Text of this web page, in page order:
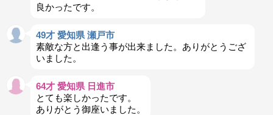
良かったです。
49才 愛知県 瀬戸市
素敵な方と出逢う事が出来ました。ありがとうござ
いました。
64才 愛知県 日進市
とても楽しかったです。
ありがとう御座いました。